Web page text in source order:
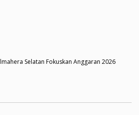
Selatan Fokuskan Anggaran 2026